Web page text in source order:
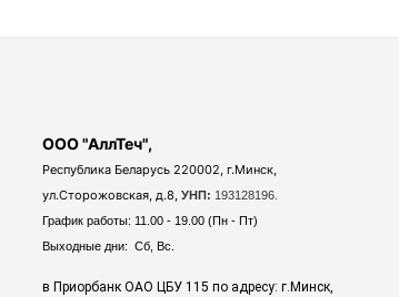
ООО "АллТеч",
Республика Беларусь 220002, г.Минск,
ул.Сторожовская, д.8, УНП: 193128196.
График работы: 11.00 - 19.00 (Пн - Пт)
Выходные дни: Сб, Вс.
в Приорбанк ОАО ЦБУ 115 по адресу: г.Минск,